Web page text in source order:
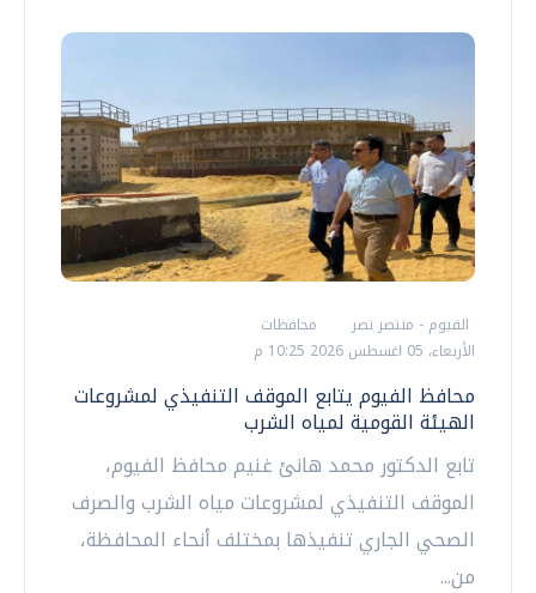
الفيوم - منتصر نصر
محافظات
الأربعاء، 05 اغسطس 2026 10:25 م
محافظ الفيوم يتابع الموقف التنفيذي لمشروعات
الهيئة القومية لمياه الشرب
تابع الدكتور محمد هانئ غنيم محافظ الفيوم،
الموقف التنفيذي لمشروعات مياه الشرب والصرف
الصحي الجاري تنفيذها بمختلف أنحاء المحافظة،
من...